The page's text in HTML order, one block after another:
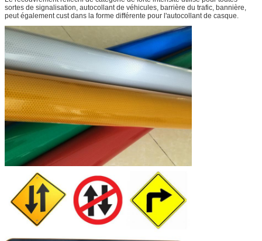
sortes de signalisation, autocollant de véhicules, barrière du trafic, bannière,
peut également cust dans la forme différente pour l'autocollant de casque.